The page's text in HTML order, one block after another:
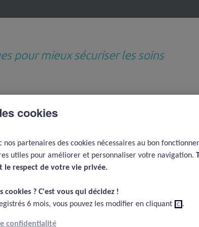
pour mieux sécuriser les soins
Simulation au travail en équipe en réanimation : quel apport par rapport à
cookies
nos partenaires des cookies nécessaires au bon
utiles pour améliorer et personnaliser votre navigation.
le respect de votre vie privée.​
cookies ? C'est vous qui décidez !​
6 mois, vous pouvez les modifier en cliquant ici.
confidentialité